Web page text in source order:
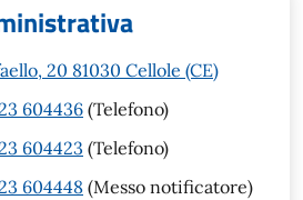
20 81030 Cellole (CE)
604436 (Telefono)
604423 (Telefono)
604448 (Messo notificatore)